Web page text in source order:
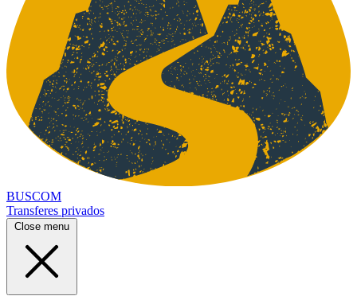
BUSCOM
Transferes privados
Close menu